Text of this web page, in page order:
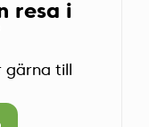
resa i
gärna till